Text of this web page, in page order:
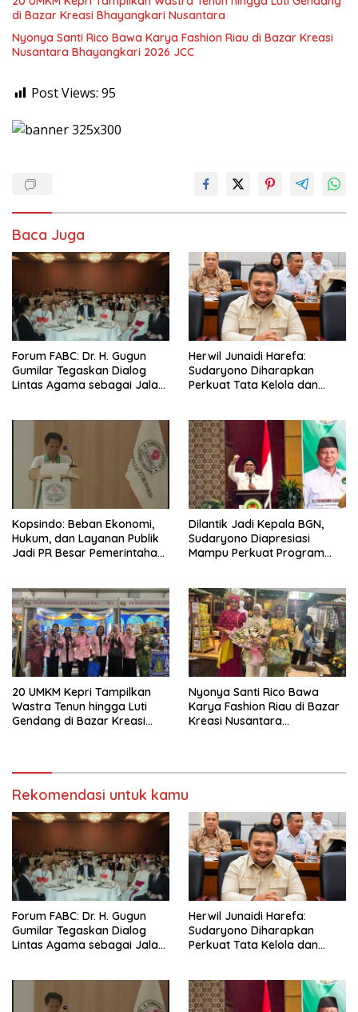
di Bazar Kreasi Bhayangkari Nusantara
Nyonya Santi Rico Bawa Karya Fashion Riau di Bazar Kreasi
Nusantara Bhayangkari 2026 JCC
Post Views: 95
Baca Juga
Forum FABC: Dr. H. Gugun
Gumilar Tegaskan Dialog
Lintas Agama sebagai Jalan
Herwil Junaidi Harefa:
Sudaryono Diharapkan
Perkuat Tata Kelola dan
Kopsindo: Beban Ekonomi,
Hukum, dan Layanan Publik
Jadi PR Besar Pemerintahan
Dilantik Jadi Kepala BGN,
Sudaryono Diapresiasi
Mampu Perkuat Program
20 UMKM Kepri Tampilkan
Wastra Tenun hingga Luti
Gendang di Bazar Kreasi
Nyonya Santi Rico Bawa
Karya Fashion Riau di Bazar
Kreasi Nusantara
Rekomendasi untuk kamu
Forum FABC: Dr. H. Gugun
Gumilar Tegaskan Dialog
Lintas Agama sebagai Jalan
Herwil Junaidi Harefa:
Sudaryono Diharapkan
Perkuat Tata Kelola dan